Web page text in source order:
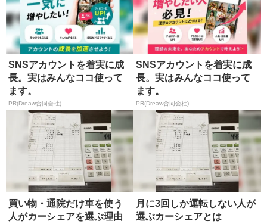
SNSアカウントを着実に成
長。実はみんなココ使って
ます。
PR(Dreaw合同会社)
SNSアカウントを着実に成
長。実はみんなココ使って
ます。
PR(Dreaw合同会社)
買い物・通院だけ車を使う
人がカーシェアを選ぶ理由
月に3回しか運転しない人が
選ぶカーシェアとは